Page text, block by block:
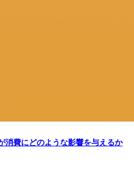
消費にどのような影響を与えるか